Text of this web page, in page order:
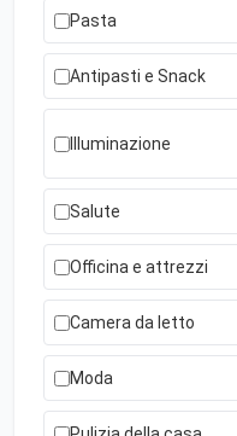
Pasta
Antipasti e Snack
Illuminazione
Salute
Officina e attrezzi
Camera da letto
Moda